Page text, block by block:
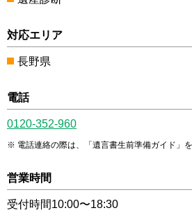
対応エリア
長野県
電話
0120-352-960
電話連絡の際は、「遺言書生前準備ガイド」
営業時間
受付時間10:00〜18:30